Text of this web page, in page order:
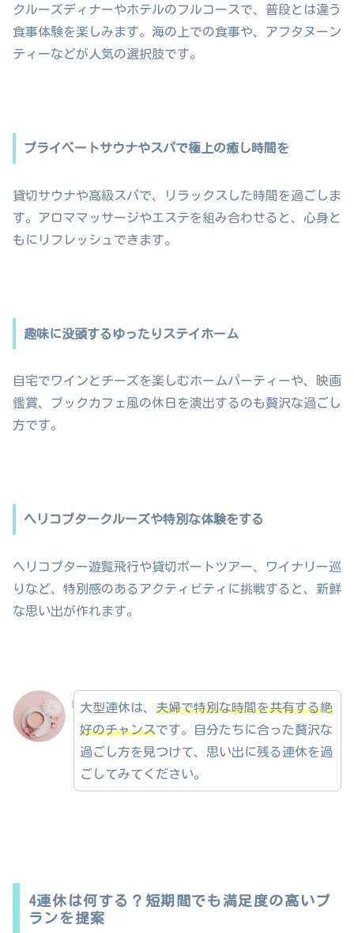
クルーズディナーやホテルのフルコースで、普段とは違う
食事体験を楽しみます。海の上での食事や、アフタヌーン
ティーなどが人気の選択肢です。
プライベートサウナやスパで極上の癒し時間を
貸切サウナや高級スパで、リラックスした時間を過ごしま
す。アロママッサージやエステを組み合わせると、心身と
もにリフレッシュできます。
趣味に没頭するゆったりステイホーム
自宅でワインとチーズを楽しむホームパーティーや、映画
鑑賞、ブックカフェ風の休日を演出するのも贅沢な過ごし
方です。
ヘリコプタークルーズや特別な体験をする
ヘリコプター遊覧飛行や貸切ボートツアー、ワイナリー巡
りなど、特別感のあるアクティビティに挑戦すると、新鮮
な思い出が作れます。
大型連休は、 夫婦で特別な時間を共有する絶
好のチャンスです。自分たちに合った贅沢な
過ごし方を見つけて、思い出に残る連休を過
ごしてみてください。
4連休は何する？短期間でも満足度の高いプ
ランを提案